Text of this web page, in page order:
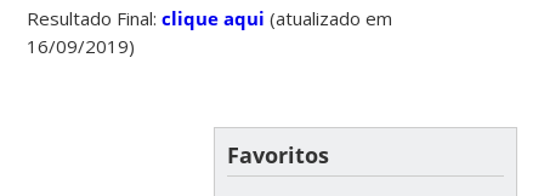
Resultado Final:clique aqui (atualizado em
16/09/2019)
Favoritos